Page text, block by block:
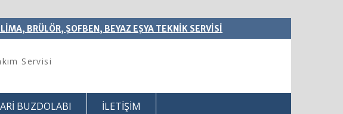
BRÜLÖR, ŞOFBEN, BEYAZ EŞYA TEKNİK SERVİSİ
Servisi
BUZDOLABI İLETİŞİM